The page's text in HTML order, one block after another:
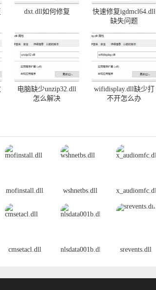
dxt.dll如何修复
快速修复igdmcl64.dll
缺失问题
电脑缺少unzip32.dll
怎么解决
wifidisplay.dll缺少打
不开怎么办
mofinstall.dll wshnetbs.dll x_audiomfc.dll
cmsetacl.dll nlsdata001b.dll srevents.dll